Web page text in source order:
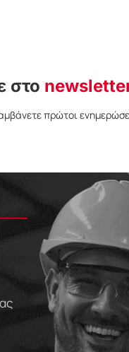
στο
πρώτοι